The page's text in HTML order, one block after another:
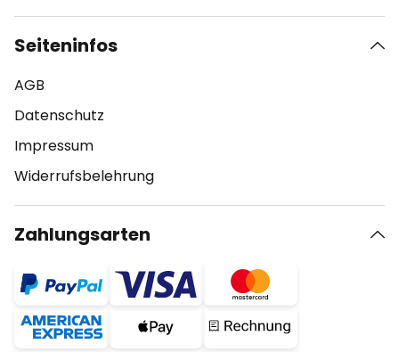
Seiteninfos
AGB
Datenschutz
Impressum
Widerrufsbelehrung
Zahlungsarten